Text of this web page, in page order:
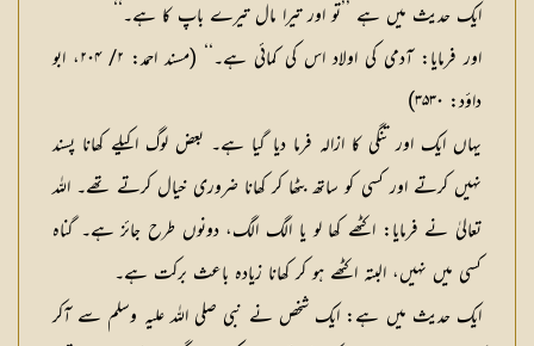
ایک حدیث میں ہے ’’تو اور تیرا مال تیرے باپ کا ہے۔‘‘
اور فرمایا: آدمی کی اولاد اس کی کمائی ہے۔‘‘ (مسند احمد: ۲/ ۲۰۴، ابو
داؤد: ۳۵۳۰)
یہاں ایک اور تنگی کا ازالہ فرما دیا گیا ہے۔ بعض لوگ اکیلے کھانا پسند
نہیں کرتے اور کسی کو ساتھ بٹھا کر کھانا ضروری خیال کرتے تھے۔ اللہ
تعالیٰ نے فرمایا: اکٹھے کھا لو یا الگ الگ، دونوں طرح جائز ہے۔ گناہ
کسی میں نہیں، البتہ اکٹھے ہو کر کھانا زیادہ باعث برکت ہے۔
ایک حدیث میں ہے: ایک شخص نے نبی صلی اللہ علیہ وسلم سے آکر